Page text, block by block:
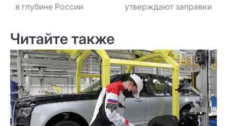
в глубине России
утверждают заправки
Читайте также